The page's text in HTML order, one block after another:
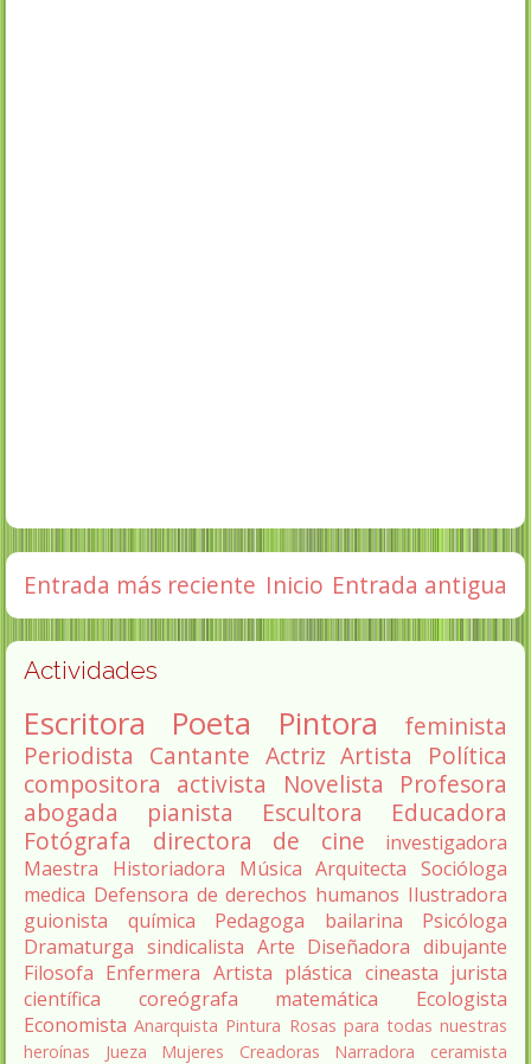
Entrada más reciente Entrada antigua
Inicio
Actividades
Escritora Poeta Pintora
feminista
Periodista Cantante Actriz Artista
Política
compositora activista Novelista
Profesora
abogada
pianista Escultora
Educadora
Fotógrafa
directora de cine
investigadora
Maestra
Historiadora Música Arquitecta Socióloga
medica Defensora de derechos humanos Ilustradora
guionista
química Pedagoga bailarina
Psicóloga
Dramaturga sindicalista Arte Diseñadora dibujante
Filosofa Enfermera Artista plástica cineasta jurista
científica
coreógrafa matemática
Ecologista
Economista Anarquista Pintura Rosas para todas nuestras
heroínas
Jueza Mujeres Creadoras Narradora
ceramista